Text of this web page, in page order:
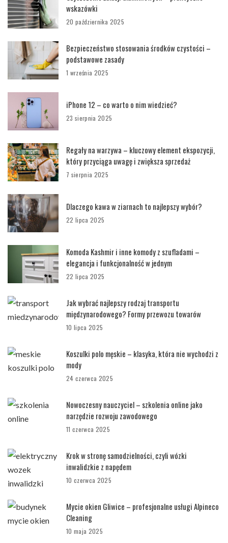
wskazówki
20 października 2025
Bezpieczeństwo stosowania środków czystości –
podstawowe zasady
1 września 2025
iPhone 12 – co warto o nim wiedzieć?
23 sierpnia 2025
Regały na warzywa – kluczowy element ekspozycji,
który przyciąga uwagę i zwiększa sprzedaż
7 sierpnia 2025
Dlaczego kawa w ziarnach to najlepszy wybór?
22 lipca 2025
Komoda Kashmir i inne komody z szufladami –
elegancja i funkcjonalność w jednym
22 lipca 2025
Jak wybrać najlepszy rodzaj transportu
międzynarodowego? Formy przewozu towarów
10 lipca 2025
Koszulki polo męskie – klasyka, która nie wychodzi z
mody
24 czerwca 2025
Nowoczesny nauczyciel – szkolenia online jako
narzędzie rozwoju zawodowego
11 czerwca 2025
Krok w stronę samodzielności, czyli wózki
inwalidzkie z napędem
10 czerwca 2025
Mycie okien Gliwice – profesjonalne usługi Alpineco
Cleaning
10 maja 2025